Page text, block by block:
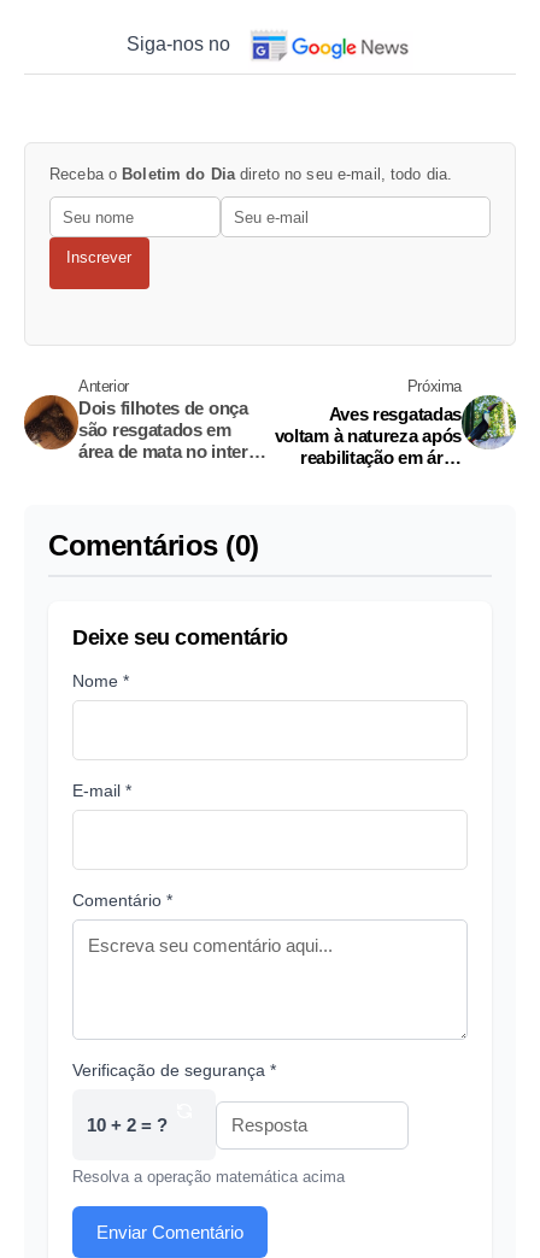
Siga-nos no
Receba o Boletim do Dia direto no seu e-mail, todo dia.
Inscrever
Anterior
Dois filhotes de onça
são resgatados em
área de mata no interior
Próxima
Aves resgatadas
voltam à natureza após
reabilitação em área
Comentários (0)
Deixe seu comentário
Nome *
E-mail *
Comentário *
Verificação de segurança *
10 + 2 = ?
Resolva a operação matemática acima
Enviar Comentário